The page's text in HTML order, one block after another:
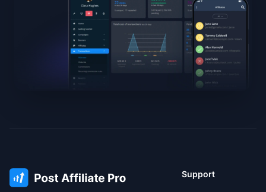
Support